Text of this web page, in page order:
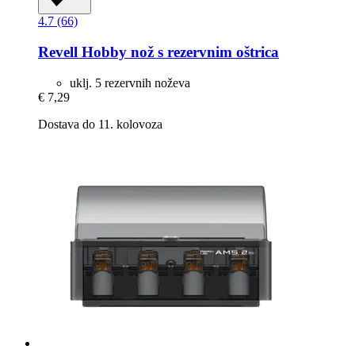
4.7 (66)
Revell Hobby nož s rezervnim oštrica
uklj. 5 rezervnih noževa
€ 7,29
Dostava do 11. kolovoza